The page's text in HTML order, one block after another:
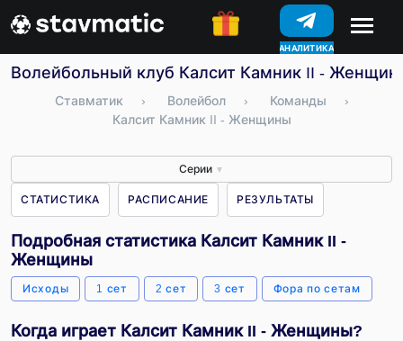
АНАЛИТИКА
КОНКУРСЫ
Волейбольный клуб Калсит Камник II -
Ставматик › Волейбол › Команды
›
Калсит Камник II - Женщины
Серии ▼
СТАТИСТИКА РАСПИСАНИЕ РЕЗУЛЬТАТЫ
Подробная статистика Калсит Камник II -
Женщины
Исходы 1 сет 2 сет 3 сет Фора по сетам
Когда играет Калсит Камник II - Женщины?